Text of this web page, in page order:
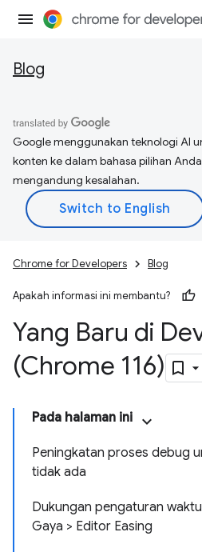
Blog
Google menggunakan teknologi AI
konten ke dalam bahasa pilihan
mengandung kesalahan.
Chrome for Developers Blog
Apakah informasi ini membantu?
Yang Baru di
(Chrome 116)
Pada halaman ini
Peningkatan proses debug
tidak ada
Dukungan pengaturan waktu
Gaya > Editor Easing